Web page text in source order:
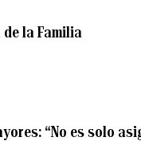
la Familia
“No es solo